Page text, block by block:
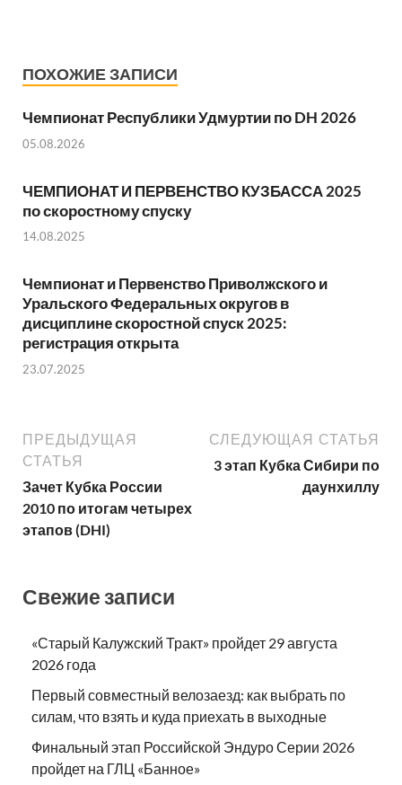
ПОХОЖИЕ ЗАПИСИ
Чемпионат Республики Удмуртии по DH 2026
05.08.2026
ЧЕМПИОНАТ И ПЕРВЕНСТВО КУЗБАССА 2025
по скоростному спуску
14.08.2025
Чемпионат и Первенство Приволжского и
Уральского Федеральных округов в
дисциплине скоростной спуск 2025:
регистрация открыта
23.07.2025
ПРЕДЫДУЩАЯ
СТАТЬЯ
Зачет Кубка России
2010 по итогам четырех
этапов (DHI)
СЛЕДУЮЩАЯ СТАТЬЯ
3 этап Кубка Сибири по
даунхиллу
Свежие записи
«Старый Калужский Тракт» пройдет 29 августа
2026 года
Первый совместный велозаезд: как выбрать по
силам, что взять и куда приехать в выходные
Финальный этап Российской Эндуро Серии 2026
пройдет на ГЛЦ «Банное»